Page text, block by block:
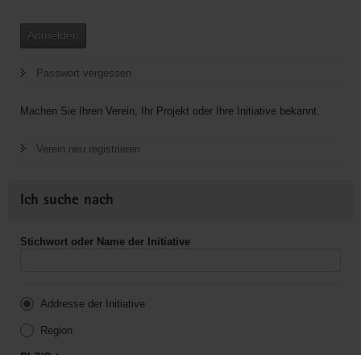
Anmelden
Passwort vergessen
Machen Sie Ihren Verein, Ihr Projekt oder Ihre Initiative bekannt.
Verein neu registrieren
Ich suche nach
Stichwort oder Name der Initiative
Addresse der Initiative
Region